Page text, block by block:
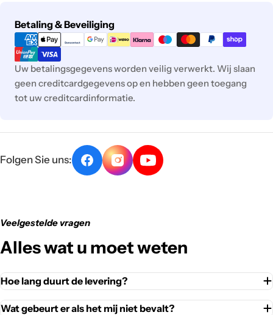
Betaling & Beveiliging
Betaalmethoden
Uw betalingsgegevens worden veilig verwerkt. Wij slaan
geen creditcardgegevens op en hebben geen toegang
tot uw creditcardinformatie.
Folgen Sie uns:
Veelgestelde vragen
Alles wat u moet weten
Hoe lang duurt de levering?
Wat gebeurt er als het mij niet bevalt?